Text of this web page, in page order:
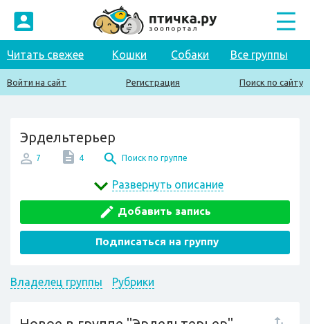
Читать свежее Кошки Собаки Все группы
Войти на сайт Регистрация Поиск по сайту
Эрдельтерьер
7 4 Поиск по группе
Развернуть описание
Добавить запись
Подписаться на группу
Владелец группы Рубрики